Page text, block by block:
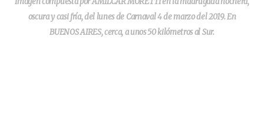
oscura y casi fría, del lunes de Carnaval 4 de marzo del 2019. En
BUENOS AIRES, cerca, a unos 50 kilómetros al Sur.